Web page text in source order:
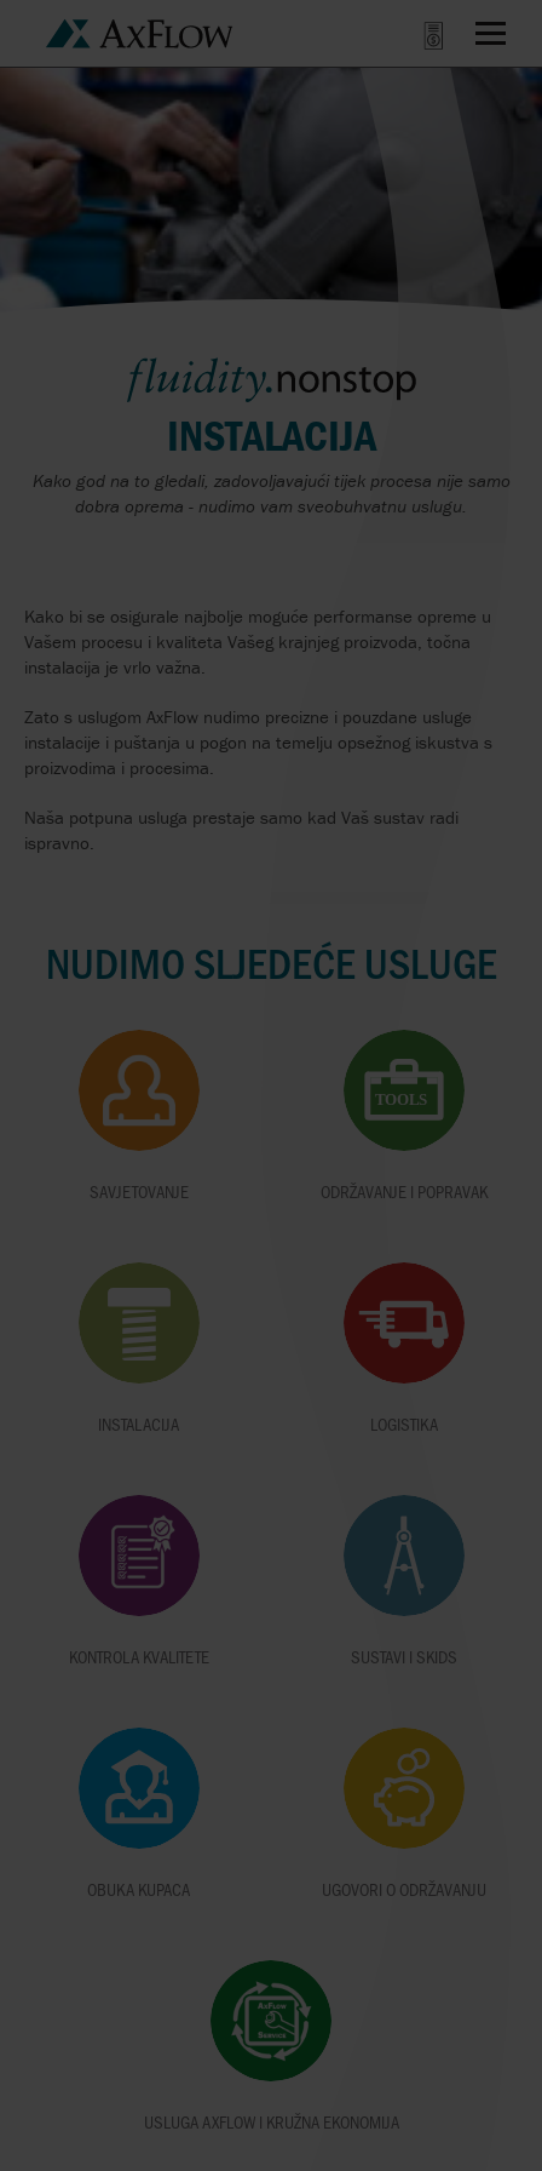
INSTALACIJA
Kako god na to gledali, zadovoljavajući tijek procesa nije samo
dobra oprema - nudimo vam sveobuhvatnu uslugu.
Kako bi se osigurale najbolje moguće performanse opreme u
Vašem procesu i kvaliteta Vašeg krajnjeg proizvoda, točna
instalacija je vrlo važna.
Zato s uslugom AxFlow nudimo precizne i pouzdane usluge
instalacije i puštanja u pogon na temelju opsežnog iskustva s
proizvodima i procesima.
Naša potpuna usluga prestaje samo kad Vaš sustav radi
ispravno.
NUDIMO SLJEDEĆE USLUGE
SAVJETOVANJE ODRŽAVANJE I POPRAVAK
INSTALACIJA LOGISTIKA
KONTROLA KVALITETE SUSTAVI I SKIDS
OBUKA KUPACA UGOVORI O ODRŽAVANJU
USLUGA AXFLOW I KRUŽNA EKONOMIJA